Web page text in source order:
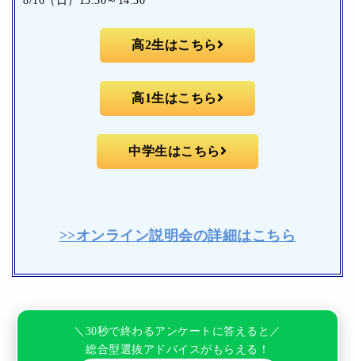
高2生はこちら
高1生はこちら
中学生はこちら
>>オンライン説明会の詳細はこちら
＼30秒で終わるアンケートに答えると／
総合型選抜アドバイスがもらえる！